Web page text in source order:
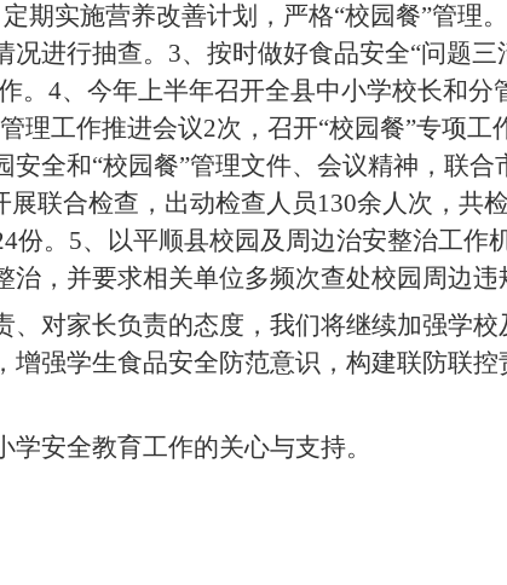
定期实施营养改善计划，严格“校园餐”管理。
况进行抽查。 3、 按时做好食品安全“问题三
。4、今年上半年召开全县中小学校长和分
理工作推进会议2次，召开“校园餐”专项工
安全和“校园餐”管理文件、会议精神，联
展联合检查，出动检查人员130余人次，共
份。5、以平顺县校园及周边治安整治工作
，并要求相关单位多频次查处校园周边违
、对家长负责的态度，我们将继续加强学校
增强学生食品安全防范意识，构建联防联
安全教育工作的关心与支持。